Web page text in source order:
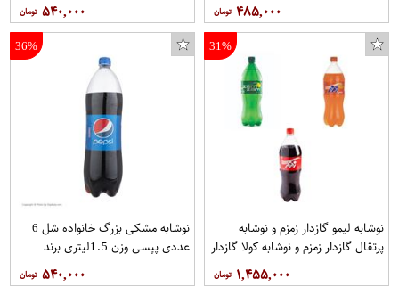
۴۸۵,۰۰۰ ۵۴۰,۰۰۰
31%
نوشابه لیمو گازدار زمزم و نوشابه
پرتقال گازدار زمزم و نوشابه کولا گازدار
زمزم - 1.5 لیتر 3شل 6 عددی.جمعا
18عدد
۱,۴۵۵,۰۰۰
36%
نوشابه مشکی بزرگ خانواده شل 6
عددی پپسی وزن 1.5ليتري برند
۵۴۰,۰۰۰